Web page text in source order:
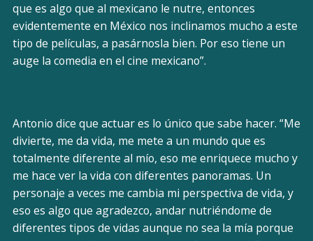
que es algo que al mexicano le nutre, entonces
evidentemente en México nos inclinamos mucho a este
tipo de películas, a pasárnosla bien. Por eso tiene un
auge la comedia en el cine mexicano”.
Antonio dice que actuar es lo único que sabe hacer. “Me
divierte, me da vida, me mete a un mundo que es
totalmente diferente al mío, eso me enriquece mucho y
me hace ver la vida con diferentes panoramas. Un
personaje a veces me cambia mi perspectiva de vida, y
eso es algo que agradezco, andar nutriéndome de
diferentes tipos de vidas aunque no sea la mía porque